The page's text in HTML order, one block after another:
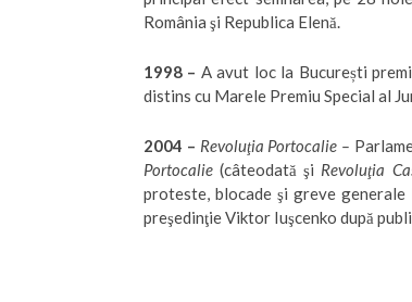
România şi Republica Elenă.
1998 – A avut loc la București
distins cu Marele Premiu Special al
2004 – Revoluţia Portocalie –
Portocalie (câteodată şi Revoluţia
proteste, blocade şi greve
preşedinţie Viktor Iuşcenko după